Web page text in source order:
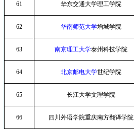
61 华东交通大学理工学院
62 华南师范大学增城学院
63 南京理工大学泰州科技学院
64 北京邮电大学世纪学院
65 长江大学文理学院
66 四川外语学院重庆南方翻译学院